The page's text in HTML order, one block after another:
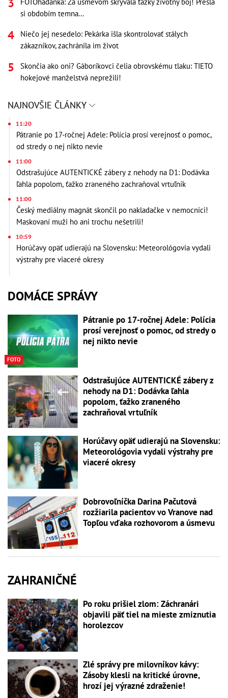
FOTOhádanka: Za úsmevom skrývala ťažký životný boj! Prešla
si obdobím temna...
Niečo jej nesedelo: Pekárka išla skontrolovať stálych
zákazníkov, zachránila im život
Skončia ako oni? Gáboríkovci čelia obrovskému tlaku: TIETO
hokejové manželstvá neprežili!
NAJNOVŠIE ČLÁNKY
11:20
Pátranie po 17-ročnej Adele: Polícia prosí verejnosť o pomoc,
od stredy o nej nikto nevie
11:00
Odstrašujúce AUTENTICKÉ zábery z nehody na D1: Dodávka
ľahla popolom, ťažko zraneného zachraňoval vrtuľník
11:00
Český mediálny magnát skončil po nakladačke v nemocnici!
Maskovaní muži ho ani trochu nešetrili!
10:59
Horúčavy opäť udierajú na Slovensku: Meteorológovia vydali
výstrahy pre viaceré okresy
DOMÁCE SPRÁVY
FOTO
Pátranie po 17-ročnej Adele: Polícia
prosí verejnosť o pomoc, od stredy o
nej nikto nevie
Odstrašujúce AUTENTICKÉ zábery z
nehody na D1: Dodávka ľahla
popolom, ťažko zraneného
zachraňoval vrtuľník
Horúčavy opäť udierajú na Slovensku:
Meteorológovia vydali výstrahy pre
viaceré okresy
Dobrovoľníčka Darina Pačutová
rozžiarila pacientov vo Vranove nad
Topľou vďaka rozhovorom a úsmevu
ZAHRANIČNÉ
Po roku prišiel zlom: Záchranári
objavili päť tiel na mieste zmiznutia
horolezcov
Zlé správy pre milovníkov kávy:
Zásoby klesli na kritické úrovne,
hrozí jej výrazné zdraženie!